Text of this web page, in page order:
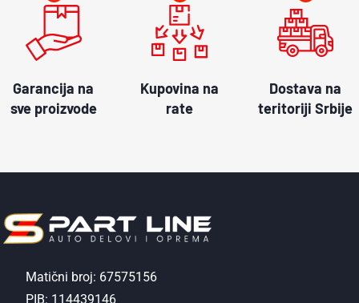
Garancija na
sve proizvode
Kupovina na
rate
Dostava na
teritoriji Srbije
Matični broj: 67575156
PIB: 114439146